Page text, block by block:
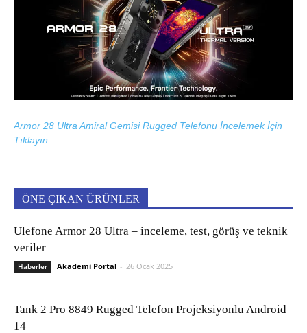
Armor 28 Ultra Amiral Gemisi Rugged Telefonu İncelemek İçin
Tıklayın
ÖNE ÇIKAN ÜRÜNLER
Ulefone Armor 28 Ultra – inceleme, test, görüş ve teknik
veriler
Haberler Akademi Portal - 26 Ocak 2025
Tank 2 Pro 8849 Rugged Telefon Projeksiyonlu Android
14